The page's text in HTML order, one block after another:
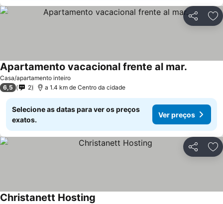
Partilhar
Casa/apartamento inteiro
Apartamento vacacional frente al mar.
6,5 2 a 1.4 km de Centro da cidade
Selecione as datas para ver os preços
exatos.
Ver preços
Partilhar
Christanett Hosting